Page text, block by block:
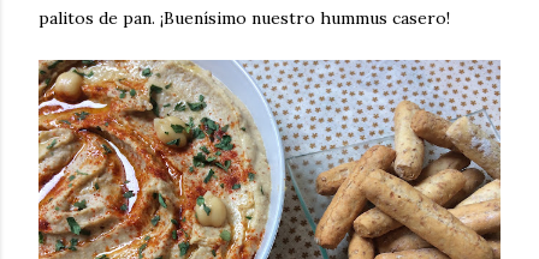
palitos de pan. ¡Buenísimo nuestro hummus casero!